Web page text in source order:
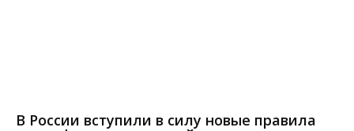
В России вступили в силу новые правила